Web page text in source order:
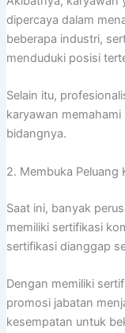
dipercaya dalam
beberapa industri,
menduduki posisi
Selain itu,
karyawan
bidangnya.
2. Membuka Peluang
Saat ini, banyak
memiliki sertifikasi
sertifikasi dianggap
Dengan memiliki
promosi jabatan
kesempatan untuk